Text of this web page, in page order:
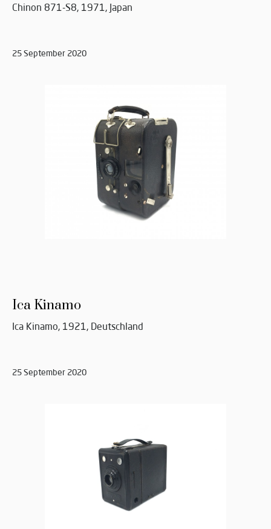
Chinon 871-S8, 1971, Japan
25 September 2020
Ica Kinamo
Ica Kinamo, 1921, Deutschland
25 September 2020